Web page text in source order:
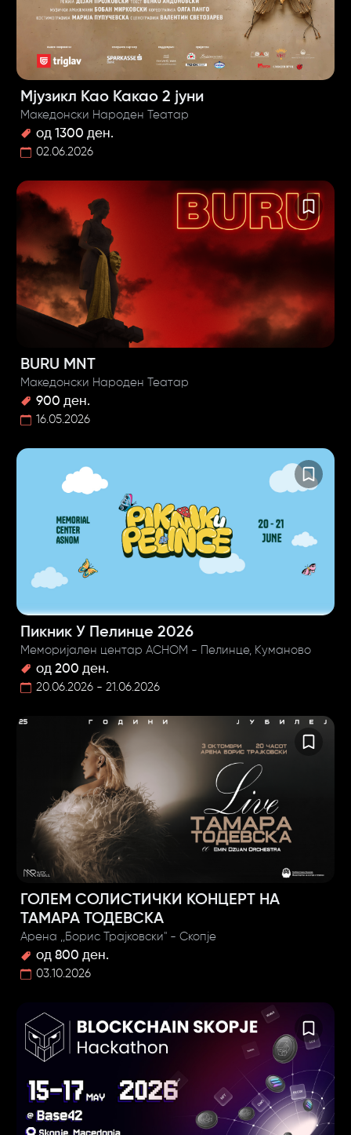
Мјузикл Као Какао 2 јуни
Македонски Народен Театар
од 1300 ден.
02.06.2026
BURU MNT
Македонски Народен Театар
900 ден.
16.05.2026
Пикник У Пелинце 2026
Меморијален центар АСНОМ - Пелинце, Куманово
од 200 ден.
20.06.2026 - 21.06.2026
ГОЛЕМ СОЛИСТИЧКИ КОНЦЕРТ НА
ТАМАРА ТОДЕВСКА
Арена ,,Борис Трајковски" - Скопје
од 800 ден.
03.10.2026